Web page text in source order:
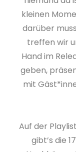
kleinen
darüber
treffen wir
Hand im
geben,
mit
Auf der
gibt’s die